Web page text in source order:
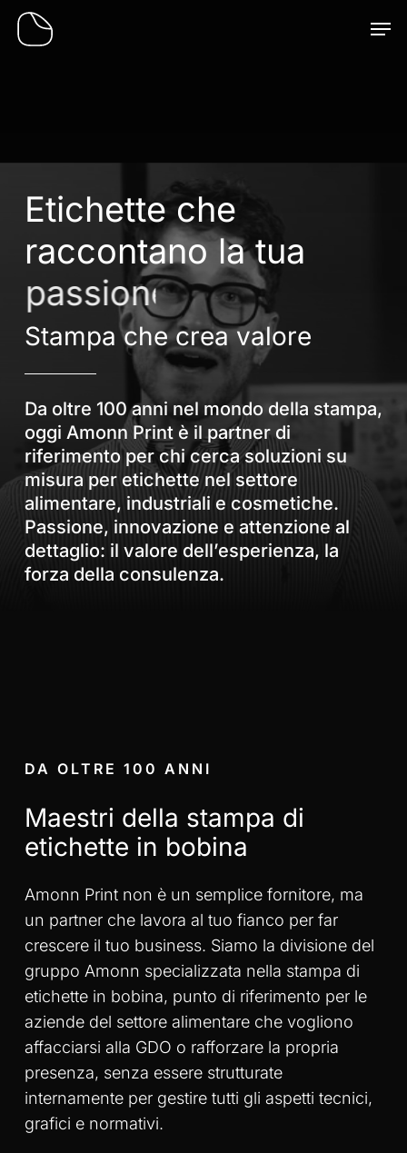
Skip
Etichette che
raccontano la tua
passione
Stampa che crea valore
Da oltre 100 anni nel mondo della stampa,
oggi Amonn Print è il partner di
riferimento per chi cerca soluzioni su
misura per etichette nel settore
alimentare, industriali e cosmetiche.
Passione, innovazione e attenzione al
dettaglio: il valore dell’esperienza, la
forza della consulenza.
DA OLTRE 100 ANNI
Maestri della stampa di
etichette in bobina
Amonn Print non è un semplice fornitore, ma
un partner che lavora al tuo fianco per far
crescere il tuo business. Siamo la divisione del
gruppo Amonn specializzata nella stampa di
etichette in bobina, punto di riferimento per le
aziende del settore alimentare che vogliono
affacciarsi alla GDO o rafforzare la propria
presenza, senza essere strutturate
internamente per gestire tutti gli aspetti tecnici,
grafici e normativi.